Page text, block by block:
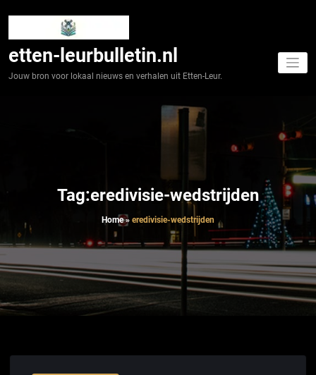
etten-leurbulletin.nl
Jouw bron voor lokaal nieuws en verhalen uit Etten-Leur.
Tag:eredivisie-wedstrijden
Home» eredivisie-wedstrijden